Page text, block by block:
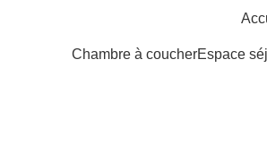
Chambre à coucherEspace